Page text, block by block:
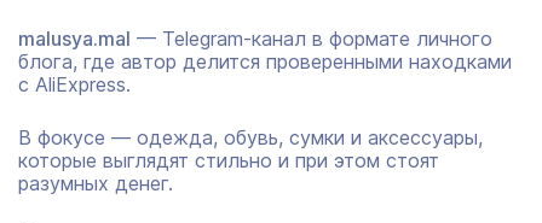
malusya.mal — Telegram-канал в формате личного
блога, где автор делится проверенными находками
с AliExpress.
В фокусе — одежда, обувь, сумки и аксессуары,
которые выглядят стильно и при этом стоят
разумных денег.